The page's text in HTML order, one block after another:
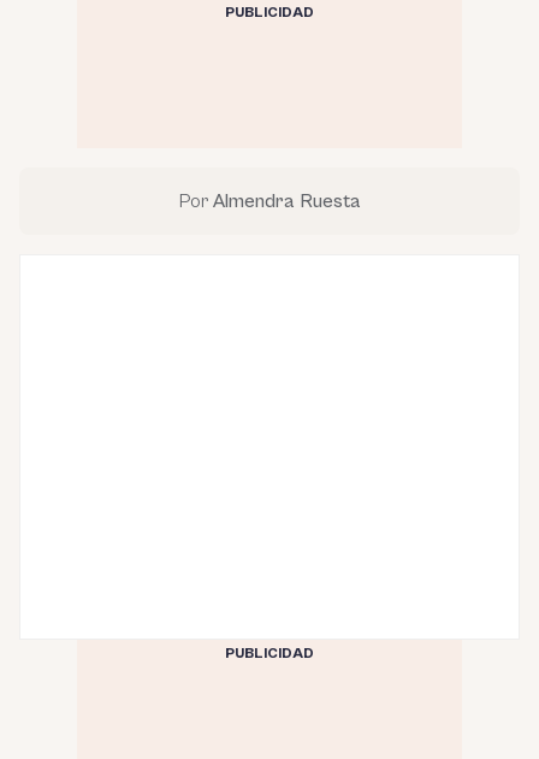
PUBLICIDAD
Por Almendra Ruesta
PUBLICIDAD